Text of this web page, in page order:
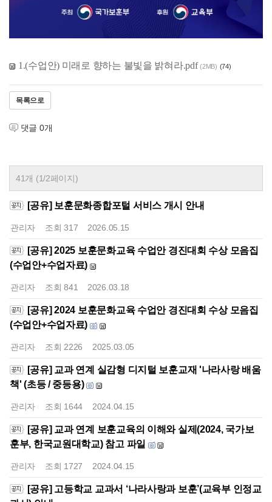
1.(수업안) 미래로 향하는 불빛을 밝혀라.pdf (2MB) (74)
목록으로
댓글 0개
41개 (1/2페이지)
[공유] 보훈문화종합포털 서비스 개시 안내
관리자 조회317 2026.05.15
[공유] 2025 보훈문화교육 수업안 경진대회 수상 모음집
(수업안+수업자료)
관리자 조회841 2026.03.18
[공유] 2024 보훈문화교육 수업안 경진대회 수상 모음집
(수업안+수업자료)
관리자 조회2226 2025.03.05
[공유] 교과 연계 실감형 디지털 보훈교재 '나라사랑 배움
책' (초등 / 중등용)
관리자 조회 1644 2024.04.15
[공유] 교과 연계 보훈교육의 이해와 실제(2024, 국가보
훈부, 한국교원대학교) 참고 파일
관리자 조회 1727 2024.04.15
[공유] 고등학교 교과서 ‘나라사랑과 보훈’(교육부 인정교